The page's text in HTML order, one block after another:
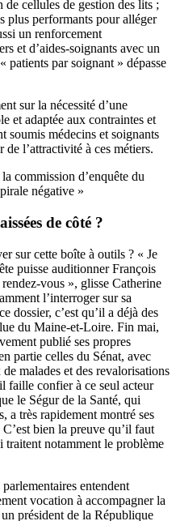
de cellules de gestion des lits ;
plus performants pour alléger
un renforcement
et d’aides-soignants avec un
patients par soignant » dépasse
sur la nécessité d’une
et adaptée aux contraintes et
soumis médecins et soignants
l’attractivité à ces métiers.
commission d’enquête du
négative »
de côté ?
sur cette boîte à outils ? « Je
puisse auditionner François
vous », glisse Catherine
l’interroger sur sa
dossier, c’est qu’il a déjà des
du Maine-et-Loire. Fin mai,
publié ses propres
partie celles du Sénat, avec
malades et des revalorisations
faille confier à ce seul acteur
le Ségur de la Santé, qui
a très rapidement montré ses
bien la preuve qu’il faut
traitent notamment le problème
entendent
vocation à accompagner la
président de la République